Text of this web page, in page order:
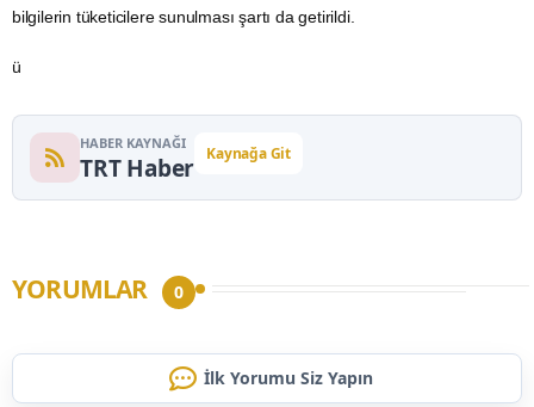
bilgilerin tüketicilere sunulması şartı da getirildi.
ü
HABER KAYNAĞI
TRT Haber Kaynağa Git
YORUMLAR 0
İlk Yorumu Siz Yapın